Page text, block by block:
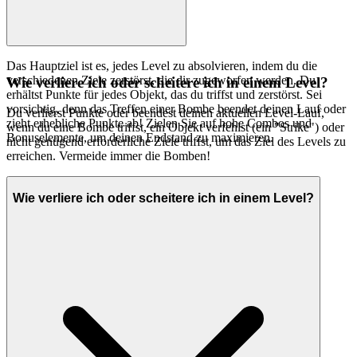
Das Hauptziel ist es, jedes Level zu absolvieren, indem du die
verschiedenen Ziele zerstörst, die dir zugeworfen werden. Du
erhältst Punkte für jedes Objekt, das du triffst und zerstörst. Sei
vorsichtig, denn das Treffen einer Bombe beendet deinen Lauf oder
zieht erhebliche Punkte ab! Zielen Sie auf hohe Combos und
Bonuselemente, um deinen Endstand zu maximieren.
Wie verliere ich oder scheitere ich in einem Level?
Du verlierst Punkte oder beendest deinen aktuellen Level-Lauf,
wenn du eine Bombe triffst, ein Objekt verfehlst (ein "Strike") oder
nicht genügend erforderliche Ziele triffst, um das Ziel des Levels zu
erreichen. Vermeide immer die Bomben!
Wie verliere ich oder scheitere ich in einem Level?